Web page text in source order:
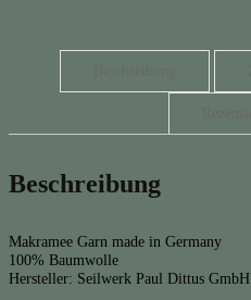
Beschreibung
Makramee Garn made in Germany
100% Baumwolle
Hersteller: Seilwerk Paul Dittus GmbH